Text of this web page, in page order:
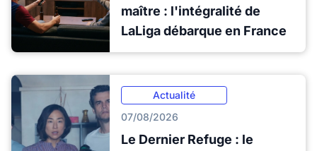
maître : l'intégralité de
LaLiga débarque en France
Actualité
07/08/2026
Le Dernier Refuge : le